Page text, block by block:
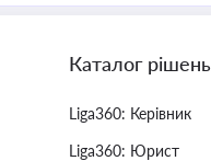
Каталог рішень
Liga360: Керівник
Liga360: Юрист